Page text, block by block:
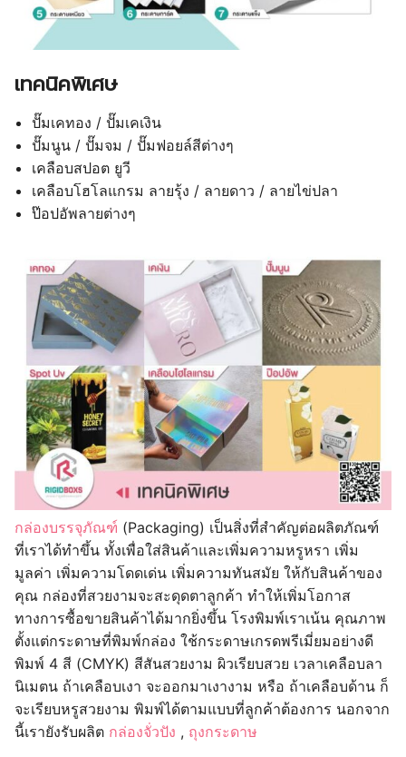
เทคนิคพิเศษ
ปั๊มเคทอง / ปั๊มเคเงิน
ปั๊มนูน / ปั๊มจม / ปั๊มฟอยล์สีต่างๆ
เคลือบสปอต ยูวี
เคลือบโฮโลแกรม ลายรุ้ง / ลายดาว / ลายไข่ปลา
ป๊อปอัพลายต่างๆ
กล่องบรรจุภัณฑ์ (Packaging) เป็นสิ่งที่สำคัญต่อผลิตภัณฑ์
ที่เราได้ทำขึ้น ทั้งเพื่อใส่สินค้าและเพิ่มความหรูหรา เพิ่ม
มูลค่า เพิ่มความโดดเด่น เพิ่มความทันสมัย ให้กับสินค้าของ
คุณ กล่องที่สวยงามจะสะดุดตาลูกค้า ทำให้เพิ่มโอกาส
ทางการซื้อขายสินค้าได้มากยิ่งขึ้น โรงพิมพ์เราเน้น คุณภาพ
ตั้งแต่กระดาษที่พิมพ์กล่อง ใช้กระดาษเกรดพรีเมี่ยมอย่างดี
พิมพ์ 4 สี (CMYK) สีสันสวยงาม ผิวเรียบสวย เวลาเคลือบลา
นิเมตน ถ้าเคลือบเงา จะออกมาเงางาม หรือ ถ้าเคลือบด้าน ก็
จะเรียบหรูสวยงาม พิมพ์ได้ตามแบบที่ลูกค้าต้องการ นอกจาก
นี้เรายังรับผลิต กล่องจั่วปัง , ถุงกระดาษ